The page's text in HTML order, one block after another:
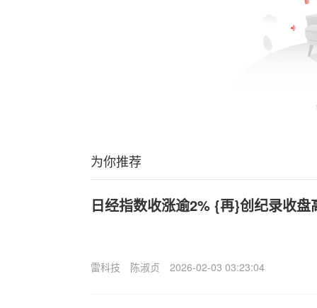
为你推荐
日经指数收涨逾2% {再}创纪录收盘
雷科技 陈淑贞 2026-02-03 03:23:04